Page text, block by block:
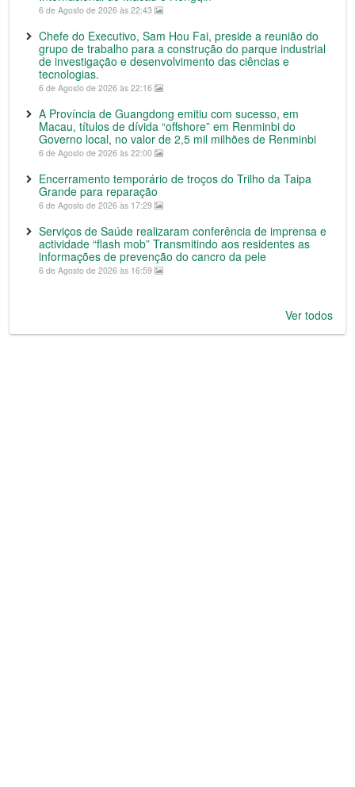
6 de Agosto de 2026 às 22:43
Chefe do Executivo, Sam Hou Fai, preside a reunião do
grupo de trabalho para a construção do parque industrial
de investigação e desenvolvimento das ciências e
tecnologias.
6 de Agosto de 2026 às 22:16
A Província de Guangdong emitiu com sucesso, em
Macau, títulos de dívida “offshore” em Renminbi do
Governo local, no valor de 2,5 mil milhões de Renminbi
6 de Agosto de 2026 às 22:00
Encerramento temporário de troços do Trilho da Taipa
Grande para reparação
6 de Agosto de 2026 às 17:29
Serviços de Saúde realizaram conferência de imprensa e
actividade “flash mob” Transmitindo aos residentes as
informações de prevenção do cancro da pele
6 de Agosto de 2026 às 16:59
Ver todos